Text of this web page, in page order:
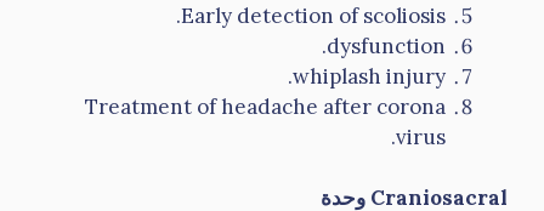
Early detection of scoliosis.
dysfunction.
whiplash injury.
Treatment of headache after corona
virus.
Craniosacral وحدة